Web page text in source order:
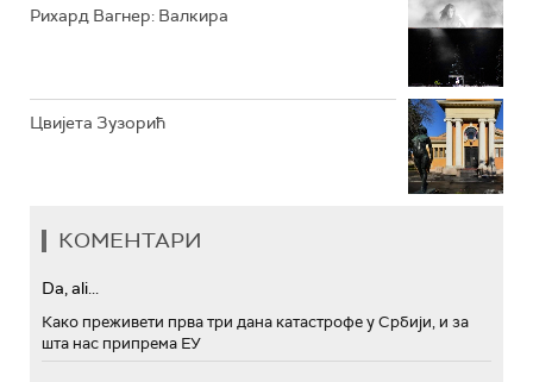
Рихард Вагнер: Валкира
Цвијета Зузорић
КОМЕНТАРИ
Da, ali...
Како преживети прва три дана катастрофе у Србији, и за
шта нас припрема ЕУ